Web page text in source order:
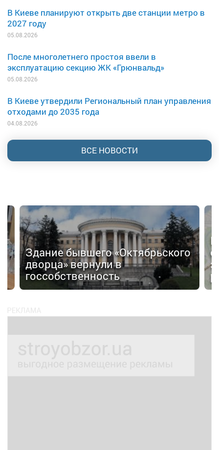
В Киеве планируют открыть две станции метро в
2027 году
05.08.2026
После многолетнего простоя ввели в
эксплуатацию секцию ЖК «Грюнвальд»
05.08.2026
В Киеве утвердили Региональный план управления
отходами до 2035 года
04.08.2026
ВСЕ НОВОСТИ
Здание бывшего «Октябрьского
дворца» вернули в
госсобственность